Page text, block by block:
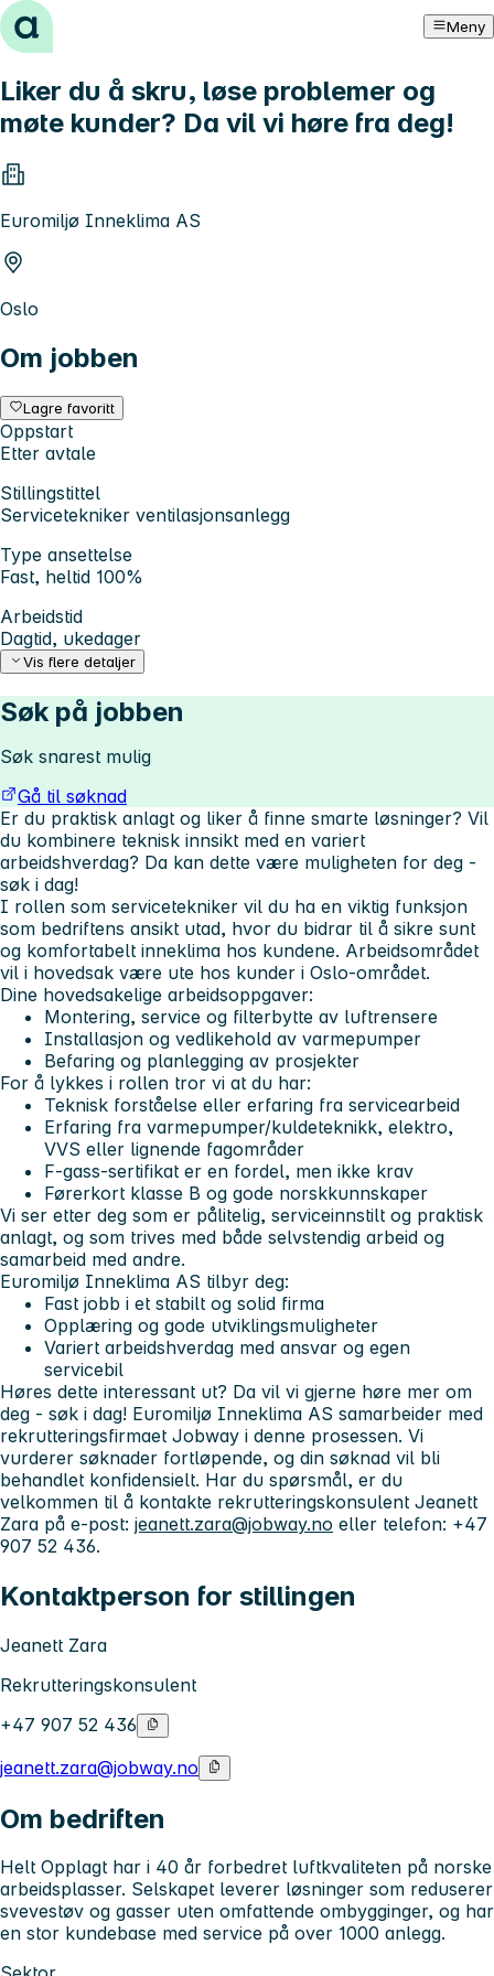
Hopp til innhold Meny
Liker du å skru, løse problemer og
møte kunder? Da vil vi høre fra deg!
Euromiljø Inneklima AS
Oslo
Om jobben
Lagre favoritt
Oppstart
Etter avtale
Stillingstittel
Servicetekniker ventilasjonsanlegg
Type ansettelse
Fast, heltid 100%
Arbeidstid
Dagtid, ukedager
Vis flere detaljer
Søk på jobben
Søk snarest mulig
Gå til søknad
Er du praktisk anlagt og liker å finne smarte løsninger? Vil
du kombinere teknisk innsikt med en variert
arbeidshverdag? Da kan dette være muligheten for deg -
søk i dag!
I rollen som servicetekniker vil du ha en viktig funksjon
som bedriftens ansikt utad, hvor du bidrar til å sikre sunt
og komfortabelt inneklima hos kundene. Arbeidsområdet
vil i hovedsak være ute hos kunder i Oslo-området.
Dine hovedsakelige arbeidsoppgaver:
Montering, service og filterbytte av luftrensere
Installasjon og vedlikehold av varmepumper
Befaring og planlegging av prosjekter
For å lykkes i rollen tror vi at du har:
Teknisk forståelse eller erfaring fra servicearbeid
Erfaring fra varmepumper/kuldeteknikk, elektro,
VVS eller lignende fagområder
F-gass-sertifikat er en fordel, men ikke krav
Førerkort klasse B og gode norskkunnskaper
Vi ser etter deg som er pålitelig, serviceinnstilt og praktisk
anlagt, og som trives med både selvstendig arbeid og
samarbeid med andre.
Euromiljø Inneklima AS tilbyr deg:
Fast jobb i et stabilt og solid firma
Opplæring og gode utviklingsmuligheter
Variert arbeidshverdag med ansvar og egen
servicebil
Høres dette interessant ut? Da vil vi gjerne høre mer om
deg - søk i dag! Euromiljø Inneklima AS samarbeider med
rekrutteringsfirmaet Jobway i denne prosessen. Vi
vurderer søknader fortløpende, og din søknad vil bli
behandlet konfidensielt. Har du spørsmål, er du
velkommen til å kontakte rekrutteringskonsulent Jeanett
Zara på e-post: jeanett.zara@jobway.no eller telefon: +47
907 52 436.
Kontaktperson for stillingen
Jeanett Zara
Rekrutteringskonsulent
+47 907 52 436
jeanett.zara@jobway.no
Om bedriften
Helt Opplagt har i 40 år forbedret luftkvaliteten på norske
arbeidsplasser. Selskapet leverer løsninger som reduserer
svevestøv og gasser uten omfattende ombygginger, og har
en stor kundebase med service på over 1000 anlegg.